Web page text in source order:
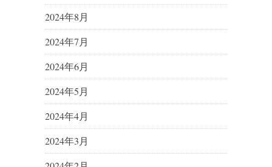
2024年8月
2024年7月
2024年6月
2024年5月
2024年4月
2024年3月